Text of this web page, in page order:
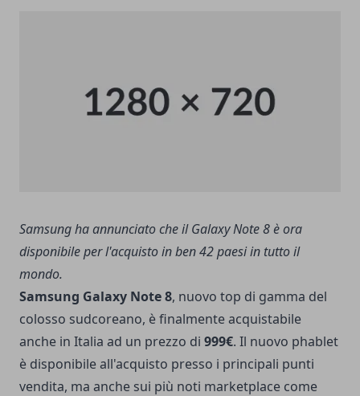
Samsung ha annunciato che il Galaxy Note 8 è ora
disponibile per l'acquisto in ben 42 paesi in tutto il
mondo.
Samsung Galaxy Note 8, nuovo top di gamma del
colosso sudcoreano, è finalmente acquistabile
anche in Italia ad un prezzo di 999€. Il nuovo phablet
è disponibile all'acquisto presso i principali punti
vendita, ma anche sui più noti marketplace come